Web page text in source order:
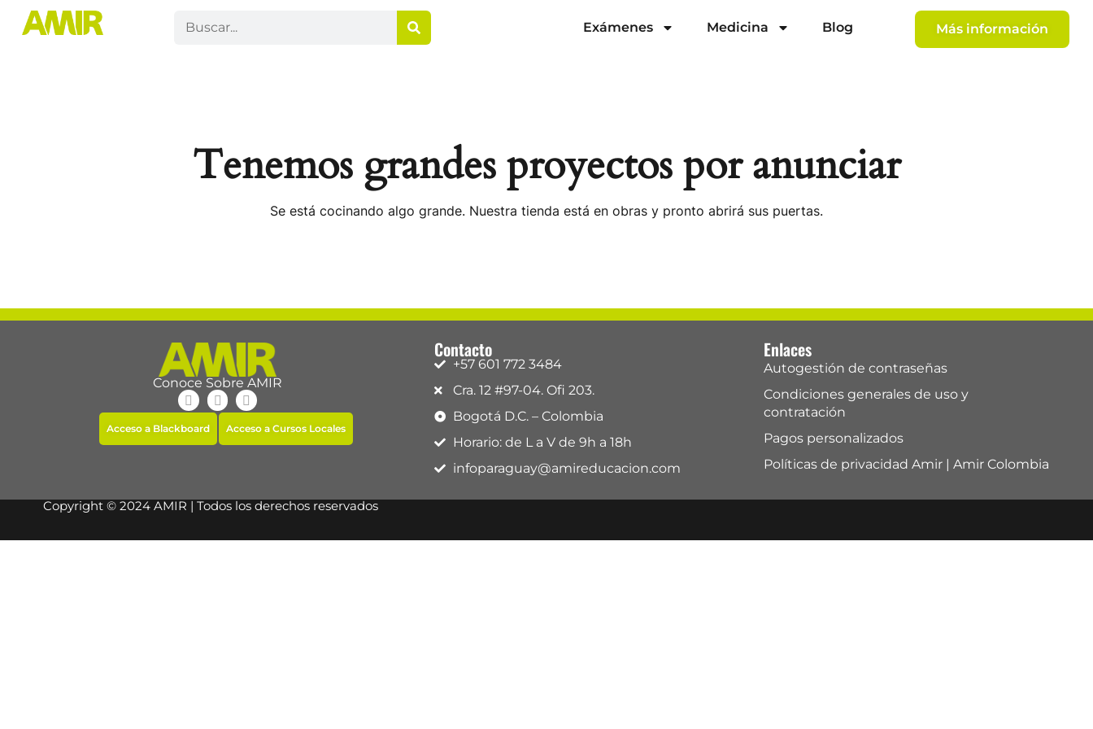
Exámenes Medicina Blog Más información
Tenemos grandes proyectos por anunciar
Se está cocinando algo grande. Nuestra tienda está en obras y pronto abrirá sus puertas.
Conoce Sobre AMIR
Acceso a Blackboard Acceso a Cursos Locales
Contacto
+57 601 772 3484
Cra. 12 #97-04. Ofi 203.
Bogotá D.C. – Colombia
Horario: de L a V de 9h a 18h
infoparaguay@amireducacion.com
Enlaces
Autogestión de contraseñas
Condiciones generales de uso y
contratación
Pagos personalizados
Políticas de privacidad Amir | Amir Colombia
Copyright © 2024 AMIR | Todos los derechos reservados